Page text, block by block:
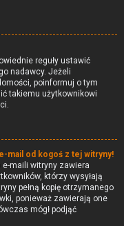
reguły ustawić
nadawcy. Jeżeli
poinformuj o tym
takiemu użytkownikowi
mail od kogoś z tej witryny!
e-maili witryny zawiera
którzy wysyłają
pełną kopię otrzymanego
ponieważ zawierają one
mógł podjąć